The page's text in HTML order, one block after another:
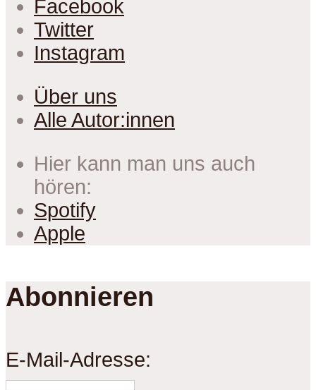
Facebook
Twitter
Instagram
Über uns
Alle Autor:innen
Hier kann man uns auch
hören:
Spotify
Apple
Abonnieren
E-Mail-Adresse: